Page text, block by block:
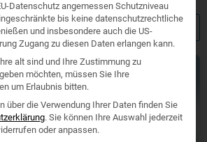
mit „Magenkrämpfe“
FILTER ANZEIGEN
Datenschutz angemessen Schutzniveau
bis keine datenschutzrechtliche
und insbesondere auch die US-
Zugang zu diesen Daten erlangen kann.
alt sind und Ihre Zustimmung zu
möchten, müssen Sie Ihre
um Erlaubnis bitten.
über die Verwendung Ihrer Daten finden Sie
. Sie können Ihre Auswahl jederzeit
oder anpassen.